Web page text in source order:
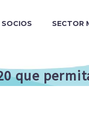
SOCIOS SECTOR
que